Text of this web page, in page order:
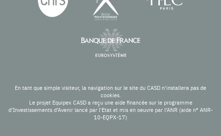
En tant que simple visiteur, la navigation sur le site du CASD n'installera pas de
cookies.
Le projet Equipex CASD a reçu une aide financée sur le programme
d’Investissements d’Avenir lancé par l’Etat et mis en oeuvre par l’ANR (aide n° ANR-
10-EQPX-17)